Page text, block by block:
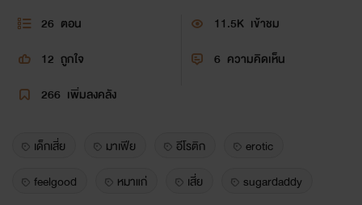
26 ตอน 11.5K เข้าชม
12 ถูกใจ 6 ความคิดเห็น
266 เพิ่มลงคลัง
เด็กเสี่ย มาเฟีย อีโรติก
erotic
feelgood
หมาแก่ เสี่ย
sugardaddy